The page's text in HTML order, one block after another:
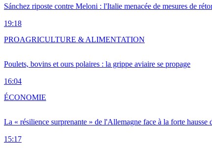
Sánchez riposte contre Meloni : l'Italie menacée de mesures de
19:18
Poulets, bovins et ours polaires : la grippe aviaire se propage
16:04
PROAGRICULTURE & ALIMENTATION
La « résilience surprenante » de l'Allemagne face à la forte hausse
15:17
ÉCONOMIE